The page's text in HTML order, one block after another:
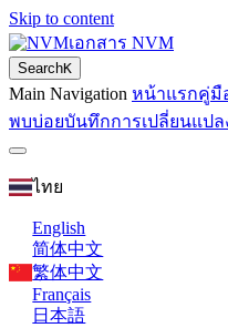
Skip to content
เอกสาร NVM
SearchK
Main Navigation หน้าแรกคู่มื
พบบ่อยบันทึกการเปลี่ยนแปล
ไทย
English
简体中文
繁体中文
Français
日本語